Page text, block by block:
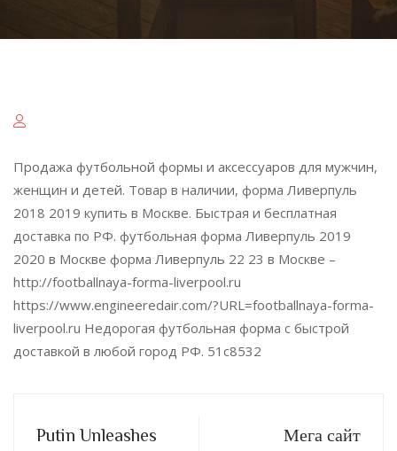
Продажа футбольной формы и аксессуаров для мужчин,
женщин и детей. Товар в наличии, форма Ливерпуль
2018 2019 купить в Москве. Быстрая и бесплатная
доставка по РФ. футбольная форма Ливерпуль 2019
2020 в Москве форма Ливерпуль 22 23 в Москве –
http://footballnaya-forma-liverpool.ru
https://www.engineeredair.com/?URL=footballnaya-forma-
liverpool.ru Недорогая футбольная форма с быстрой
доставкой в любой город РФ. 51c8532
Putin Unleashes
Мега сайт